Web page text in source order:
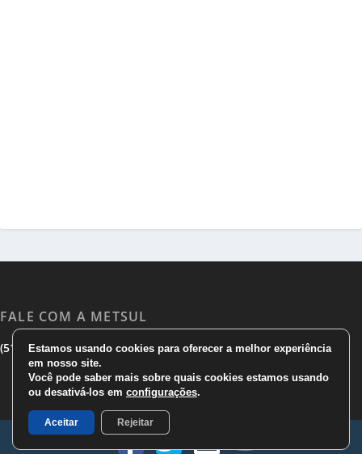
FALE COM A METSUL
(51) 3533 1983|(51)3785 7752|comercial@metsul.com
Estamos usando cookies para oferecer a melhor experiência
em nosso site.
Você pode saber mais sobre quais cookies estamos usando
ou desativá-los em configurações.
Aceitar Rejeitar